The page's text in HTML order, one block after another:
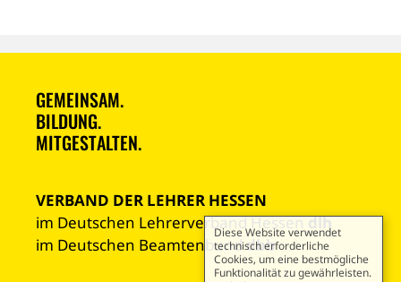
GEMEINSAM.
BILDUNG.
MITGESTALTEN.
VERBAND DER LEHRER HESSEN
im Deutschen Lehrerverband Hessendlh
im Deutschen Beamtenbunddbb
Diese Website verwendet
technisch erforderliche
Cookies, um eine bestmögliche
Funktionalität zu gewährleisten.